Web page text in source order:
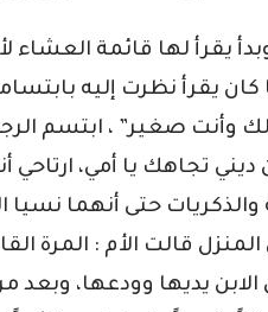
يقرأ لها قائمة العشاء
كان يقرأ نظرت إليه
وأنت صغير” ، ابتسم
تجاهك يا أمي، ارتاحي
حتى أنهما نسيا
قالت الأم : المرة
يديها وودعها، وبعد